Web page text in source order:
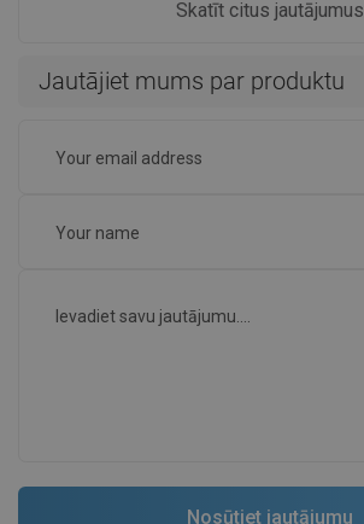
Skatīt citus jautājumus
Jautājiet mums par produktu